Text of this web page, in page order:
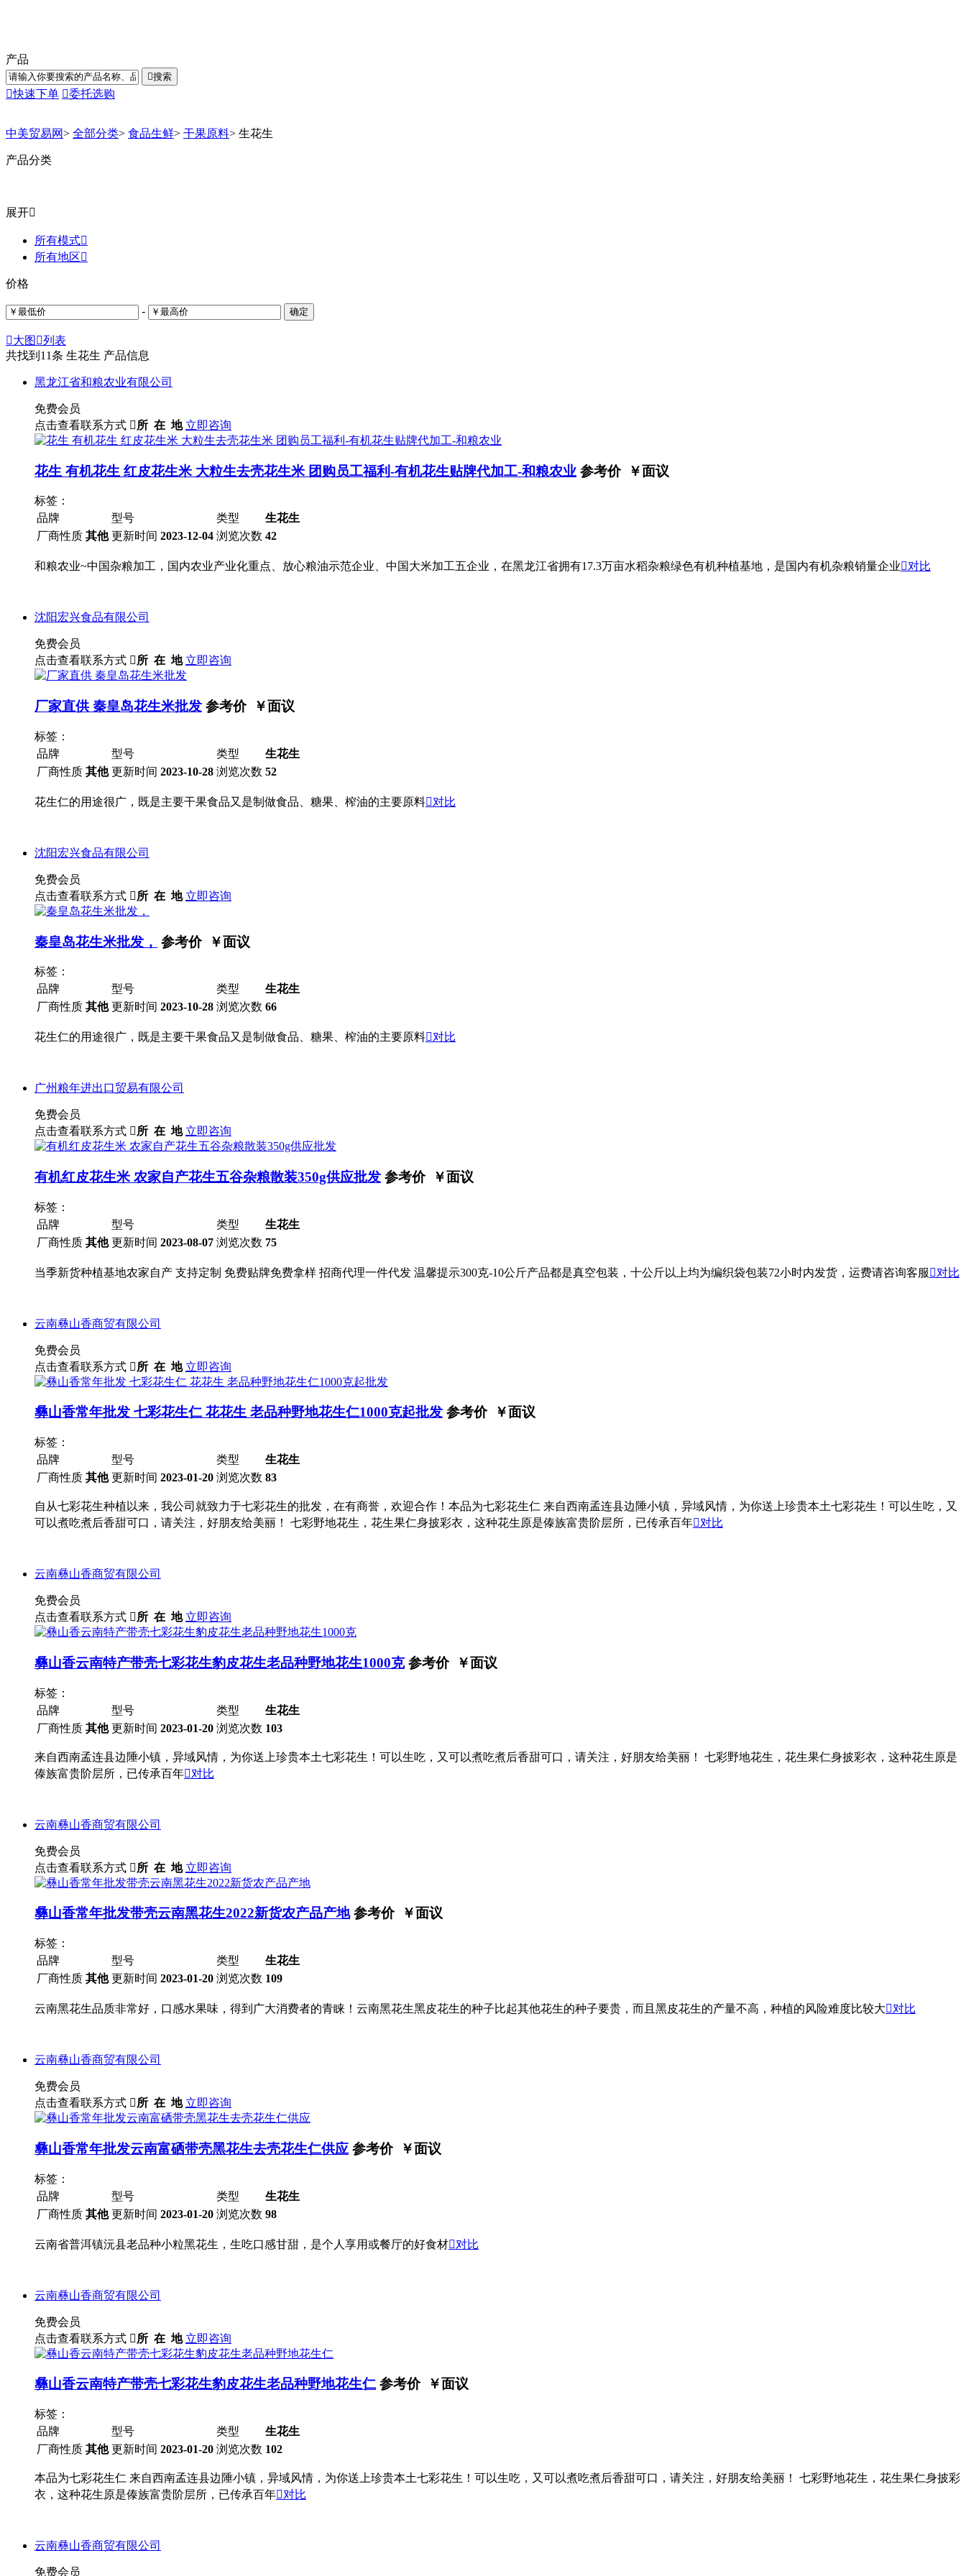
产品
搜索
快速下单 委托选购
中美贸易网> 全部分类> 食品生鲜> 干果原料> 生花生
产品分类
展开
所有模式
所有地区
价格
- 确定
大图 列表
共找到 11条 生花生 产品信息
黑龙江省和粮农业有限公司
免费会员
点击查看联系方式 所 在 地 立即咨询
花生 有机花生 红皮花生米 大粒生去壳花生米 团购员工福利-有机花生贴牌代加工-和粮农业 参考价 ￥面议
标签：
品牌
型号 类型
生花生
厂商性质 其他 更新时间 2023-12-04 浏览次数 42
和粮农业~中国杂粮加工，国内农业产业化重点、放心粮油示范企业、中国大米加工五企业，在黑龙江省拥有17.3万亩水稻杂粮绿色有机种植基地，是国内有机杂粮销量企业对比
沈阳宏兴食品有限公司
免费会员
点击查看联系方式 所 在 地 立即咨询
厂家直供 秦皇岛花生米批发 参考价 ￥面议
标签：
品牌
型号 类型
生花生
厂商性质 其他 更新时间 2023-10-28 浏览次数 52
花生仁的用途很广，既是主要干果食品又是制做食品、糖果、榨油的主要原料对比
沈阳宏兴食品有限公司
免费会员
点击查看联系方式 所 在 地 立即咨询
秦皇岛花生米批发， 参考价 ￥面议
标签：
品牌
型号 类型
生花生
厂商性质 其他 更新时间 2023-10-28 浏览次数 66
花生仁的用途很广，既是主要干果食品又是制做食品、糖果、榨油的主要原料对比
广州粮年进出口贸易有限公司
免费会员
点击查看联系方式 所 在 地 立即咨询
有机红皮花生米 农家自产花生五谷杂粮散装350g供应批发 参考价 ￥面议
标签：
品牌
型号 类型
生花生
厂商性质 其他 更新时间 2023-08-07 浏览次数 75
当季新货种植基地农家自产 支持定制 免费贴牌免费拿样 招商代理一件代发 温馨提示300克-10公斤产品都是真空包装，十公斤以上均为编织袋包装72小时内发货，运费请咨询客服 对比
云南彝山香商贸有限公司
免费会员
点击查看联系方式 所 在 地 立即咨询
彝山香常年批发 七彩花生仁 花花生 老品种野地花生仁1000克起批发 参考价 ￥面议
标签：
品牌
型号 类型
生花生
厂商性质 其他 更新时间 2023-01-20 浏览次数 83
自从七彩花生种植以来，我公司就致力于七彩花生的批发，在有商誉，欢迎合作！本品为七彩花生仁 来自西南孟连县边陲小镇，异域风情，为你送上珍贵本土七彩花生！可以生吃，又
可以煮吃煮后香甜可口，请关注，好朋友给美丽！ 七彩野地花生，花生果仁身披彩衣，这种花生原是傣族富贵阶层所，已传承百年对比
云南彝山香商贸有限公司
免费会员
点击查看联系方式 所 在 地 立即咨询
彝山香云南特产带壳七彩花生豹皮花生老品种野地花生1000克 参考价 ￥面议
标签：
品牌
型号 类型
生花生
厂商性质 其他 更新时间 2023-01-20 浏览次数 103
来自西南孟连县边陲小镇，异域风情，为你送上珍贵本土七彩花生！可以生吃，又可以煮吃煮后香甜可口，请关注，好朋友给美丽！ 七彩野地花生，花生果仁身披彩衣，这种花生原是
傣族富贵阶层所，已传承百年对比
云南彝山香商贸有限公司
免费会员
点击查看联系方式 所 在 地 立即咨询
彝山香常年批发带壳云南黑花生2022新货农产品产地 参考价 ￥面议
标签：
品牌
型号 类型
生花生
厂商性质 其他 更新时间 2023-01-20 浏览次数 109
云南黑花生品质非常好，口感水果味，得到广大消费者的青睐！云南黑花生黑皮花生的种子比起其他花生的种子要贵，而且黑皮花生的产量不高，种植的风险难度比较大对比
云南彝山香商贸有限公司
免费会员
点击查看联系方式 所 在 地 立即咨询
彝山香常年批发云南富硒带壳黑花生去壳花生仁供应 参考价 ￥面议
标签：
品牌
型号 类型
生花生
厂商性质 其他 更新时间 2023-01-20 浏览次数 98
云南省普洱镇沅县老品种小粒黑花生，生吃口感甘甜，是个人享用或餐厅的好食材对比
云南彝山香商贸有限公司
免费会员
点击查看联系方式 所 在 地 立即咨询
彝山香云南特产带壳七彩花生豹皮花生老品种野地花生仁 参考价 ￥面议
标签：
品牌
型号 类型
生花生
厂商性质 其他 更新时间 2023-01-20 浏览次数 102
本品为七彩花生仁 来自西南孟连县边陲小镇，异域风情，为你送上珍贵本土七彩花生！可以生吃，又可以煮吃煮后香甜可口，请关注，好朋友给美丽！ 七彩野地花生，花生果仁身披彩
衣，这种花生原是傣族富贵阶层所，已传承百年对比
云南彝山香商贸有限公司
免费会员